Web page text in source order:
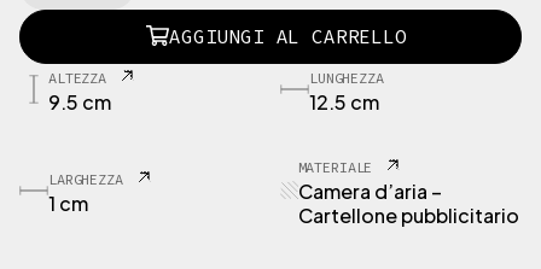
N
G
P
P
AGGIUNGI AL CARRELLO
ALTEZZA
9.5 cm
LUNGHEZZA
12.5 cm
LARGHEZZA
1 cm
MATERIALE
Camera d’aria –
Cartellone pubblicitario